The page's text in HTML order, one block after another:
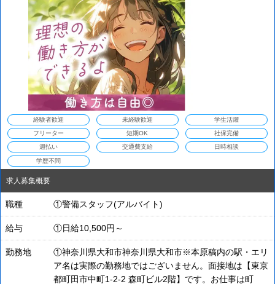
支給！
経験者歓迎 未経験歓迎 学生活躍
フリーター 短期OK 社保完備
週払い 交通費支給 日時相談
学歴不問
求人募集概要
職種 ①警備スタッフ(アルバイト)
給与 ①日給10,500円～
勤務地
①神奈川県大和市神奈川県大和市※本原稿内の駅・エリ
ア名は実際の勤務地ではございません。面接地は【東京
都町田市中町1-2-2 森町ビル2階】です。お仕事は町